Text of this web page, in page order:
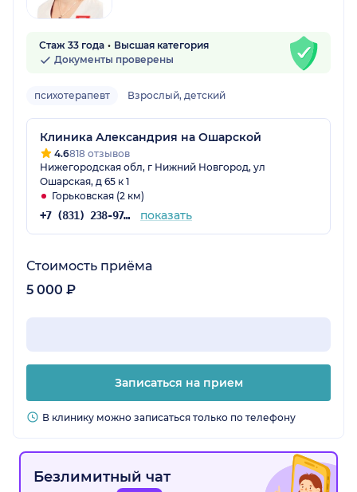
Стаж 33 года
Высшая категория
Документы проверены
психотерапевт Взрослый, детский
Клиника Александрия на Ошарской
4.6818 отзывов
Нижегородская обл, г Нижний Новгород, ул
Ошарская, д 65 к 1
Горьковская (2 км)
+7 (831) 238-97-02 показать
Стоимость приёма
5 000 ₽
Записаться на прием
В клинику можно записаться только по телефону
Безлимитный чат